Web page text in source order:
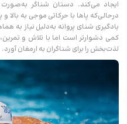
ایجاد می‌کند. دستان شناگر
درحالی‌که پاها با حرکاتی موجی به بالا
یادگیری شنای پروانه به‌دلیل نیاز به
کمی دشوارتر است اما با تلاش و
لذت‌بخش را برای شناگران به ارمغان آورد.